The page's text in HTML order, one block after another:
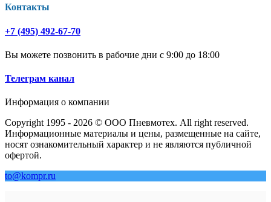
Контакты
+7 (495) 492-67-70
Вы можете позвонить в рабочие дни с 9:00 до 18:00
Телеграм канал
Информация о компании
Copyright 1995 - 2026 © ООО Пневмотех. All right reserved.
Информационные материалы и цены, размещенные на сайте,
носят ознакомительный характер и не являются публичной
офертой.
to@kompr.ru